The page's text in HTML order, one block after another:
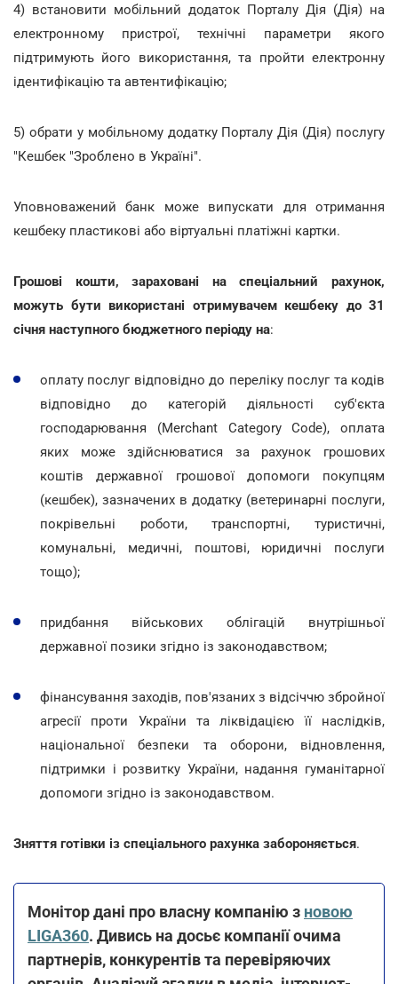
4) встановити мобільний додаток Порталу Дія (Дія) на
електронному пристрої, технічні параметри якого
підтримують його використання, та пройти електронну
ідентифікацію та автентифікацію;
5) обрати у мобільному додатку Порталу Дія (Дія) послугу
"Кешбек "Зроблено в Україні".
Уповноважений банк може випускати для отримання
кешбеку пластикові або віртуальні платіжні картки.
Грошові кошти, зараховані на спеціальний рахунок,
можуть бути використані отримувачем кешбеку до 31
січня наступного бюджетного періоду на:
оплату послуг відповідно до переліку послуг та кодів
відповідно до категорій діяльності суб'єкта
господарювання (Merchant Category Code), оплата
яких може здійснюватися за рахунок грошових
коштів державної грошової допомоги покупцям
(кешбек), зазначених в додатку (ветеринарні послуги,
покрівельні роботи, транспортні, туристичні,
комунальні, медичні, поштові, юридичні послуги
тощо);
придбання військових облігацій внутрішньої
державної позики згідно із законодавством;
фінансування заходів, пов'язаних з відсіччю збройної
агресії проти України та ліквідацією її наслідків,
національної безпеки та оборони, відновлення,
підтримки і розвитку України, надання гуманітарної
допомоги згідно із законодавством.
Зняття готівки із спеціального рахунка забороняється.
Монітор дані про власну компанію з новою
LIGA360. Дивись на досьє компанії очима
партнерів, конкурентів та перевіряючих